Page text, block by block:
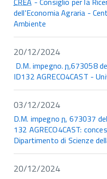
dell'Economia Agraria -
Ambiente
20/12/2024
D.M. impegno.n.673058
ID132 AGRECO4CAST -
03/12/2024
D.M. impegnon. 673037
132 AGRECO4CAST:
Dipartimento di Scienze
20/12/2024